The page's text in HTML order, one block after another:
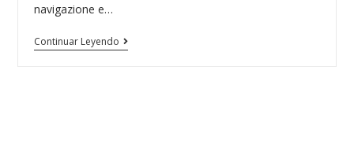
navigazione e…
Continuar Leyendo
Copernico